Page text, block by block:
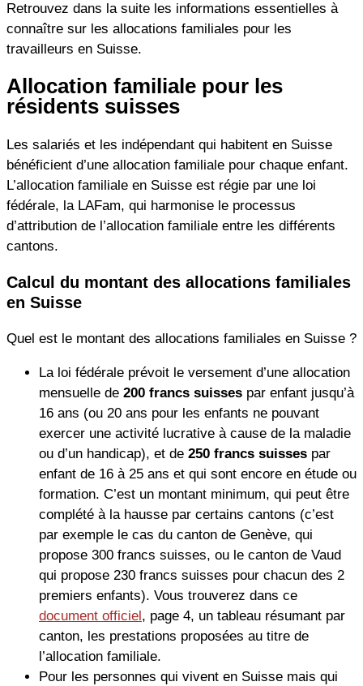
Retrouvez dans la suite les informations essentielles à
connaître sur les allocations familiales pour les
travailleurs en Suisse.
Allocation familiale pour les
résidents suisses
Les salariés et les indépendant qui habitent en Suisse
bénéficient d’une allocation familiale pour chaque enfant.
L’allocation familiale en Suisse est régie par une loi
fédérale, la LAFam, qui harmonise le processus
d’attribution de l’allocation familiale entre les différents
cantons.
Calcul du montant des allocations familiales
en Suisse
Quel est le montant des allocations familiales en Suisse ?
La loi fédérale prévoit le versement d’une allocation
mensuelle de 200 francs suisses par enfant jusqu’à
16 ans (ou 20 ans pour les enfants ne pouvant
exercer une activité lucrative à cause de la maladie
ou d’un handicap), et de 250 francs suisses par
enfant de 16 à 25 ans et qui sont encore en étude ou
formation. C’est un montant minimum, qui peut être
complété à la hausse par certains cantons (c’est
par exemple le cas du canton de Genève, qui
propose 300 francs suisses, ou le canton de Vaud
qui propose 230 francs suisses pour chacun des 2
premiers enfants). Vous trouverez dans ce
document officiel , page 4, un tableau résumant par
canton, les prestations proposées au titre de
l’allocation familiale.
Pour les personnes qui vivent en Suisse mais qui